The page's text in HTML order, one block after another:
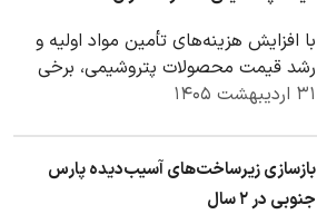
با افزایش هزینه‌های تأمین مواد اولیه و
رشد قیمت محصولات پتروشیمی، برخی
فروشگاه‌های زنجیره‌ای در هفته‌های اخیر
۳۱ اردیبهشت ۱۴۰۵
بازسازی زیرساخت‌های آسیب‌دیده پارس
جنوبی در ۲ سال